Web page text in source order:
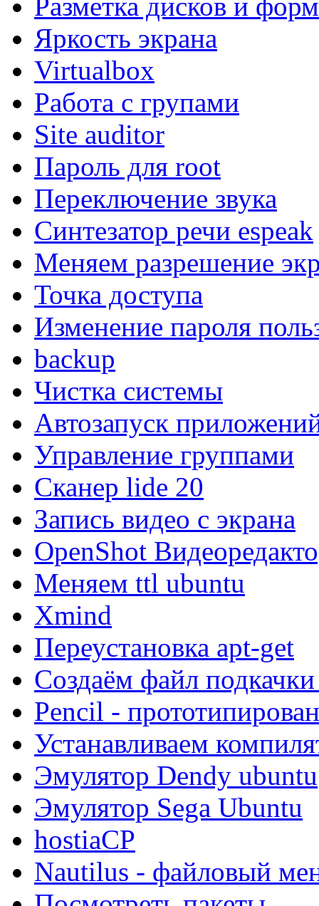
Яркость экрана
Virtualbox
Работа с групами
Site auditor
Пароль для root
Переключение звука
Синтезатор речи espeak
Меняем разрешение
Точка доступа
Изменение пароля
backup
Чистка системы
Автозапуск
Управление группами
Сканер lide 20
Запись видео с экрана
OpenShot
Меняем ttl ubuntu
Xmind
Переустановка apt-get
Создаём файл
Pencil -
Устанавливаем
Эмулятор Dendy ubuntu
Эмулятор Sega Ubuntu
hostiaCP
Nautilus - файловый